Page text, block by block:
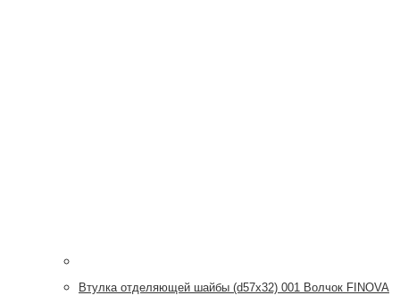
Втулка отделяющей шайбы (d57x32) 001 Волчок FINOVA